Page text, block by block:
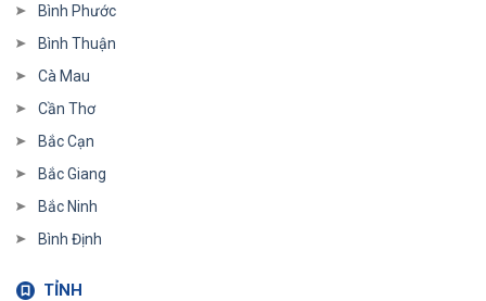
Bình Phước
Bình Thuận
Cà Mau
Cần Thơ
Bắc Cạn
Bắc Giang
Bắc Ninh
Bình Định
TỈNH